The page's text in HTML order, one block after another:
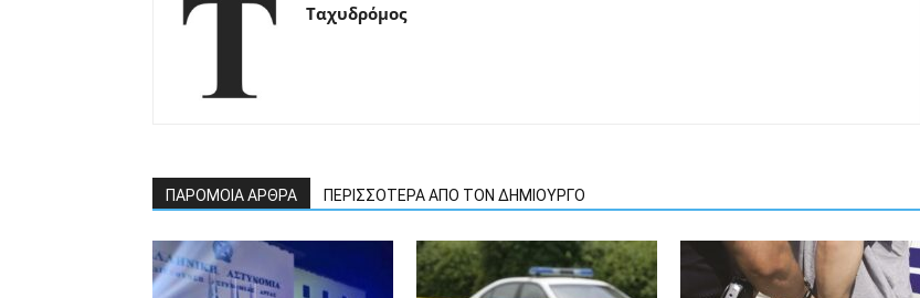
Ταχυδρόμος
ΠΑΡΟΜΟΙΑ ΑΡΘΡΑ ΠΕΡΙΣΣΟΤΕΡΑ ΑΠΟ ΤΟΝ ΔΗΜΙΟΥΡΓΟ